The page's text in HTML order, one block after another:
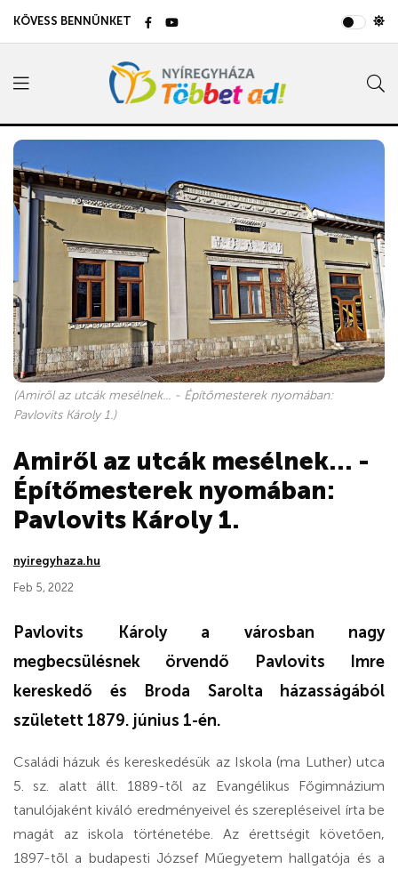
KÖVESS BENNÜNKET
(Amiről az utcák mesélnek... - Építőmesterek nyomában:
Pavlovits Károly 1.)
Amiről az utcák mesélnek... -
Építőmesterek nyomában:
Pavlovits Károly 1.
nyiregyhaza.hu
Feb 5, 2022
Pavlovits Károly a városban nagy
megbecsülésnek örvendő Pavlovits Imre
kereskedő és Broda Sarolta házasságából
született 1879. június 1-én.
Családi házuk és kereskedésük az Iskola (ma Luther) utca
5. sz. alatt állt. 1889-tõl az Evangélikus Főgimnázium
tanulójaként kiváló eredményeivel és szerepléseivel írta be
magát az iskola történetébe. Az érettségit követően,
1897-tõl a budapesti József Műegyetem hallgatója és a